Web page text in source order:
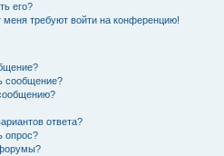
его?
требуют войти на конференцию!
сообщение?
ответа?
опрос?